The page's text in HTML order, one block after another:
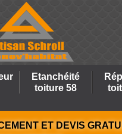
Etanchéité
toiture 58
ET DEVIS